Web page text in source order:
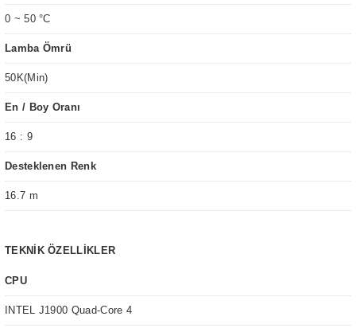
0 ~ 50 °C
Lamba Ömrü
50K(Min)
En / Boy Oranı
16 : 9
Desteklenen Renk
16.7 m
TEKNİK ÖZELLİKLER
CPU
INTEL J1900 Quad-Core 4